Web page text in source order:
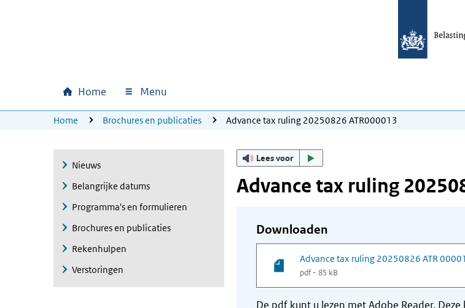
Hoofdnavigatie
Home Menu
U bevindt zich hier:
Home Brochures en publicaties Advance tax ruling 20250826 ATR000013
Nieuws
Belangrijke datums
Programma's en formulieren
Brochures en publicaties
Rekenhulpen
Verstoringen
Lees voor
Advance tax ruling
Downloaden
Advance tax ruling 20250826 ATR
pdf - 85 kB
De pdf kunt u lezen met Adobe Reader.